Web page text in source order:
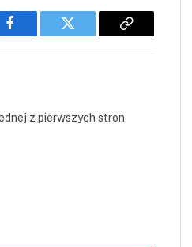
Facebook Twitter
Copy
z pierwszych stron